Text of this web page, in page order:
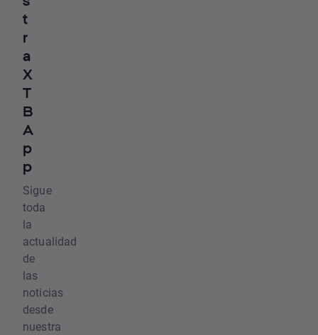
t
r
a
X
T
B
A
p
p
Sigue
toda
la
actualidad
de
las
noticias
desde
nuestra